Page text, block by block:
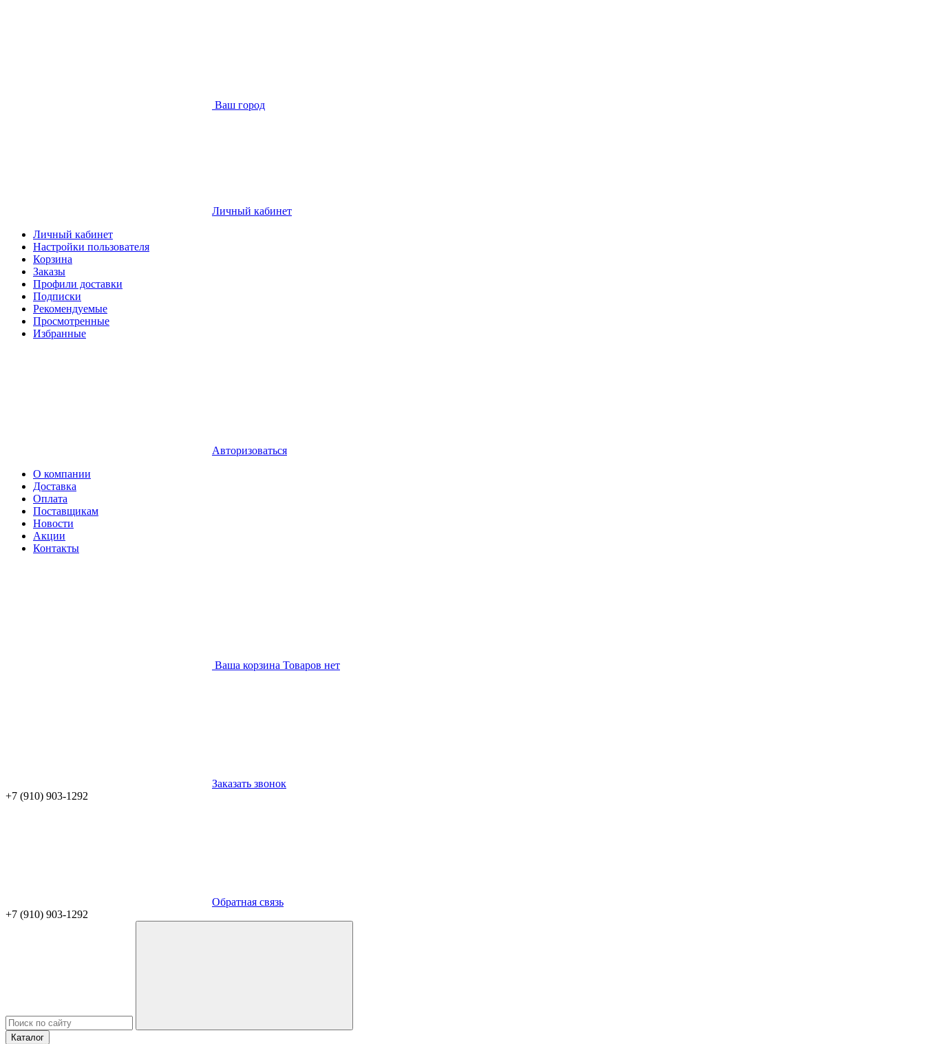
Ваш город
Личный кабинет
Личный кабинет
Настройки пользователя
Корзина
Заказы
Профили доставки
Подписки
Рекомендуемые
Просмотренные
Избранные
Авторизоваться
О компании
Доставка
Оплата
Поставщикам
Новости
Акции
Контакты
Ваша корзина Товаров нет
Заказать звонок
+7 (910) 903-1292
Обратная связь
+7 (910) 903-1292
Каталог